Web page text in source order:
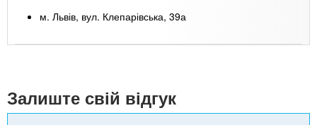
м. Львів, вул. Клепарівська, 39а
Залиште свій відгук